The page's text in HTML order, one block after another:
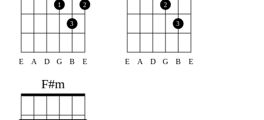
1
3
2
E A D G B E
2
3
E A D G B E
F#m